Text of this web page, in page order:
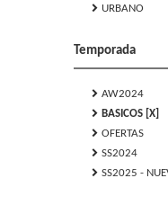
chevron_right URBANO
Temporada
chevron_right AW2024
chevron_right BASICOS [X]
chevron_right OFERTAS
chevron_right SS2024
chevron_right SS2025 -